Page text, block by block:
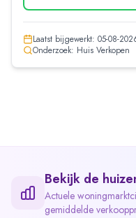
Laatst bijgewerkt: 05-08-
Onderzoek: Huis Verkopen
Bekijk de
Actuele
gemiddelde